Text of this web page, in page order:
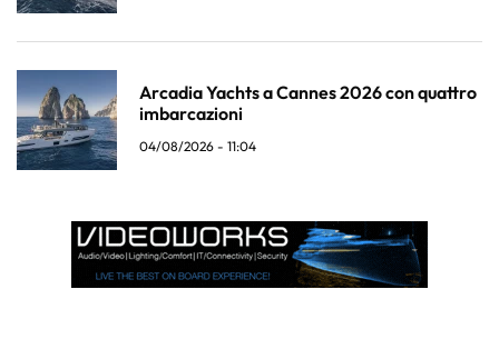
Arcadia Yachts a Cannes 2026 con quattro
imbarcazioni
04/08/2026 - 11:04